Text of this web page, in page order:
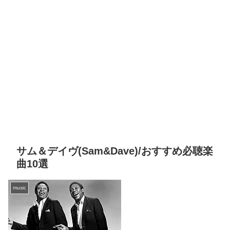
サム＆デイヴ(Sam&Dave)/おすすめ必聴楽
曲10選
music